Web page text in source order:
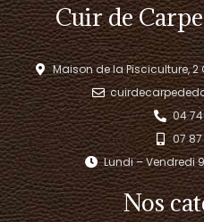
Cuir de
Maison de la Pisciculture,
04 74
07 87
Lundi – Vendredi
Nos